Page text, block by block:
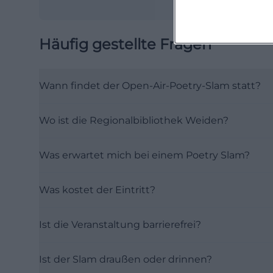
Häufig gestellte Fragen
Wann findet der Open-Air-Poetry-Slam statt?
Wo ist die Regionalbibliothek Weiden?
Was erwartet mich bei einem Poetry Slam?
Was kostet der Eintritt?
Ist die Veranstaltung barrierefrei?
Ist der Slam draußen oder drinnen?